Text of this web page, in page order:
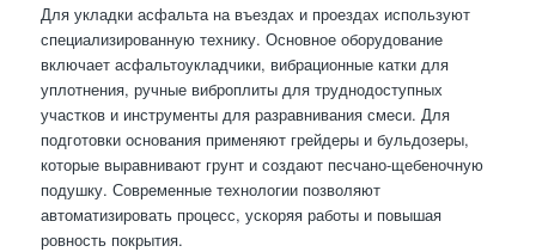
Для укладки асфальта на въездах и проездах используют
специализированную технику. Основное оборудование
включает асфальтоукладчики, вибрационные катки для
уплотнения, ручные виброплиты для труднодоступных
участков и инструменты для разравнивания смеси. Для
подготовки основания применяют грейдеры и бульдозеры,
которые выравнивают грунт и создают песчано-щебеночную
подушку. Современные технологии позволяют
автоматизировать процесс, ускоряя работы и повышая
ровность покрытия.